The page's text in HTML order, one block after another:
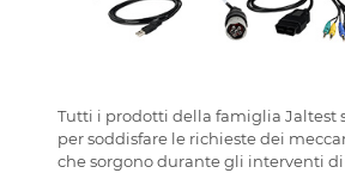
Tutti i prodotti della famiglia Jaltest
per soddisfare le richieste dei
che sorgono durante gli interventi di